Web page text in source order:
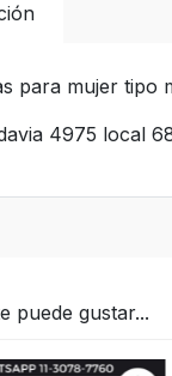
para mujer tipo
4975 local
puede gustar...